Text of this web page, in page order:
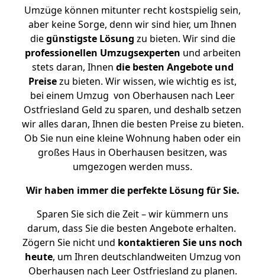
Umzüge können mitunter recht kostspielig sein,
aber keine Sorge, denn wir sind hier, um Ihnen
diegünstigste Lösung zu bieten. Wir sind die
professionellen Umzugsexperten und arbeiten
stets daran, Ihnen die besten Angebote und
Preisezu bieten. Wir wissen, wie wichtig es ist,
bei einem Umzug von Oberhausen nach Leer
Ostfriesland Geld zu sparen, und deshalb setzen
wir alles daran, Ihnen die besten Preise zu bieten.
Ob Sie nun eine kleine Wohnung haben oder ein
großes Haus in Oberhausen besitzen, was
umgezogen werden muss.
Wir haben immer die perfekte Lösung für Sie.
Sparen Sie sich die Zeit – wir kümmern uns
darum, dass Sie die besten Angebote erhalten.
Zögern Sie nicht und kontaktieren Sie uns noch
heute, um Ihren deutschlandweiten Umzug von
Oberhausen nach Leer Ostfriesland zu planen.